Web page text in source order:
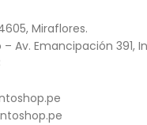
Miraflores.
Av. Emancipación 391,